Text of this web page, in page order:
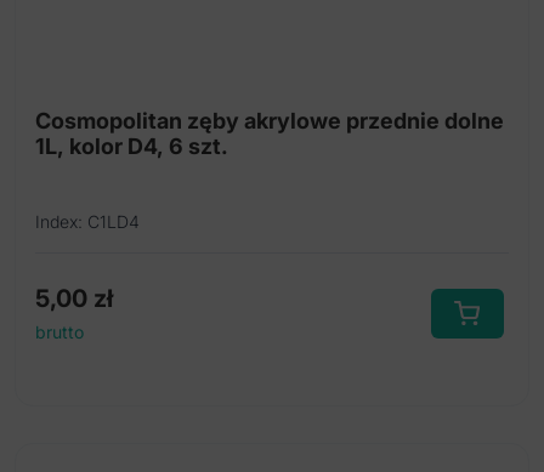
Cosmopolitan zęby akrylowe przednie dolne
1L, kolor D4, 6 szt.
Index: C1LD4
5,00 zł
brutto